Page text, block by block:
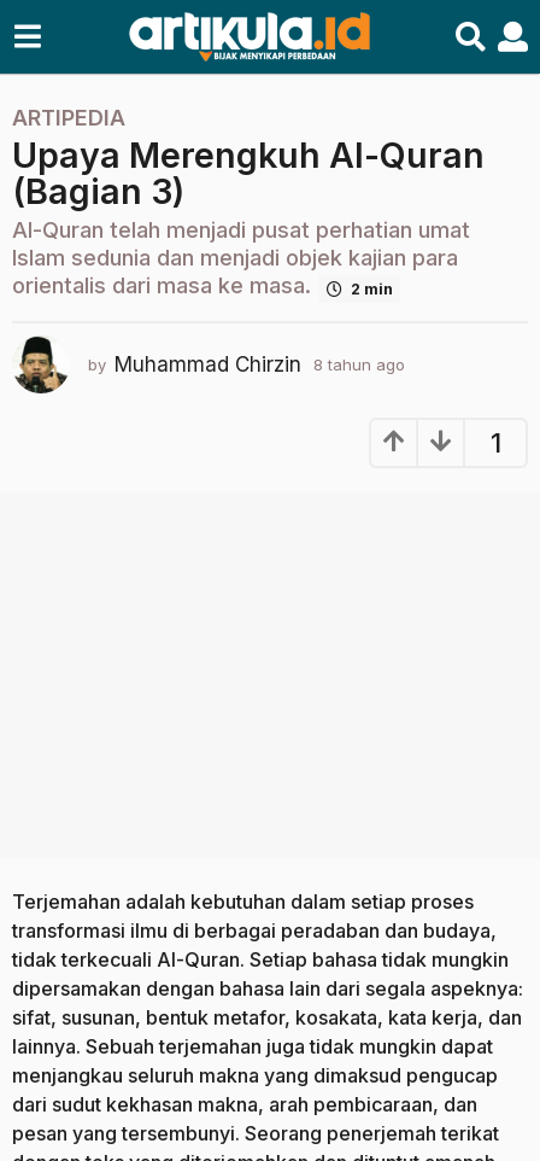
8
t
a
h
u
n
a
o
2
ARTIPEDIA
Upaya Merengkuh Al-Quran
(Bagian 3)
Al-Quran telah menjadi pusat perhatian umat
Islam sedunia dan menjadi objek kajian para
orientalis dari masa ke masa.
2 min
by Muhammad Chirzin 8 tahun ago
1
Terjemahan adalah kebutuhan dalam setiap proses
transformasi ilmu di berbagai peradaban dan budaya,
tidak terkecuali Al-Quran. Setiap bahasa tidak mungkin
dipersamakan dengan bahasa lain dari segala aspeknya:
sifat, susunan, bentuk metafor, kosakata, kata kerja, dan
lainnya. Sebuah terjemahan juga tidak mungkin dapat
menjangkau seluruh makna yang dimaksud pengucap
dari sudut kekhasan makna, arah pembicaraan, dan
pesan yang tersembunyi. Seorang penerjemah terikat